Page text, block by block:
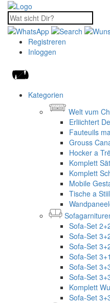
Registreren
Inloggen
Kategorien
Welt vum
Erliichtert
Fauteuils
Grouss
Hocker a
Komplett
Komplett
Mobile
Tische a
Sofa-Set
Sofa-Set
Sofa-Set
Sofa-Set 3+1
Sofa-Set
Sofa-Set
Komplett
Sofa-Set